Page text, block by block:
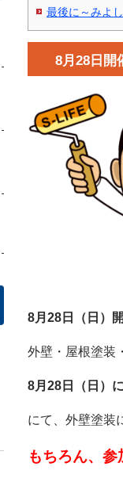
最後に～みよ
8月28日開
8月28日（日）
外壁・屋根塗装
8月28日（日）
にて、外壁塗装
もちろん、参